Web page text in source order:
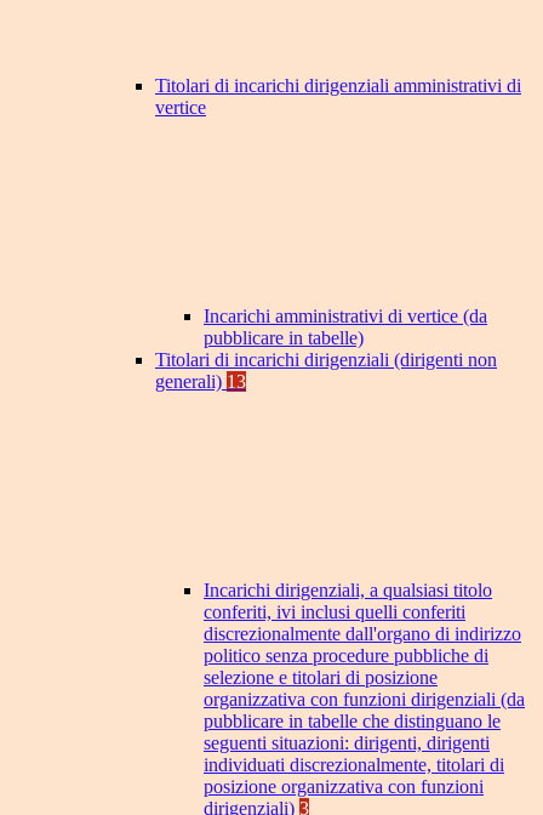
Titolari di incarichi dirigenziali amministrativi di
vertice
Incarichi amministrativi di vertice (da
pubblicare in tabelle)
Titolari di incarichi dirigenziali (dirigenti non
generali) 13
Incarichi dirigenziali, a qualsiasi titolo
conferiti, ivi inclusi quelli conferiti
discrezionalmente dall'organo di indirizzo
politico senza procedure pubbliche di
selezione e titolari di posizione
organizzativa con funzioni dirigenziali (da
pubblicare in tabelle che distinguano le
seguenti situazioni: dirigenti, dirigenti
individuati discrezionalmente, titolari di
posizione organizzativa con funzioni
dirigenziali) 3